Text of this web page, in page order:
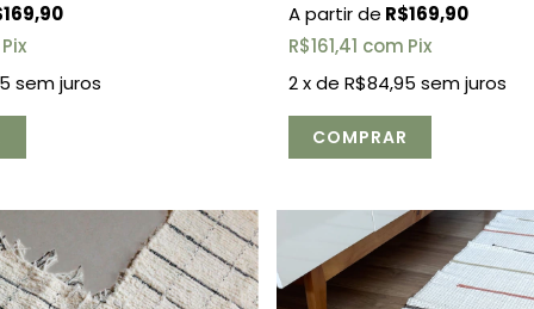
Pix
sem juros
R$169,90
R$161,41 com Pix
2 x de R$84,95 sem juros